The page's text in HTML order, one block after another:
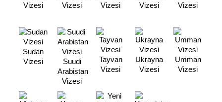
Vizesi
Vizesi
Vizesi
Vizesi
Vizesi
Sudan
Vizesi
Suudi
Arabistan
Vizesi
Tayvan
Vizesi
Ukrayna
Vizesi
Umman
Vizesi